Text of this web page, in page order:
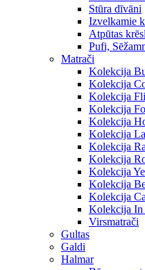
Stūra dīvāni
Izvelkamie
Atpūtas
Pufi,
Matrači
Kolekcija
Kolekcija
Kolekcija
Kolekcija
Kolekcija
Kolekcija
Kolekcija
Kolekcija
Kolekcija
Kolekcija
Kolekcija
Kolekcija In
Virsmatrači
Gultas
Galdi
Halmar